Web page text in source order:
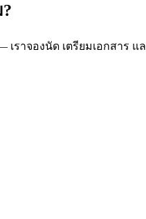
ราจองนัด เตรียมเอกสาร